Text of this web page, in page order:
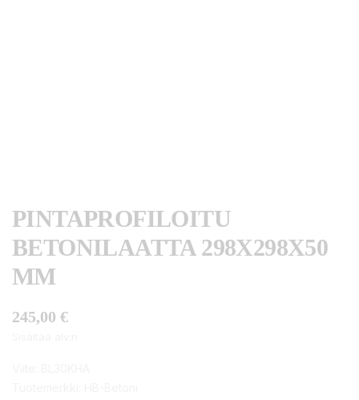
PINTAPROFILOITU
BETONILAATTA 298X298X50
MM
245,00 €